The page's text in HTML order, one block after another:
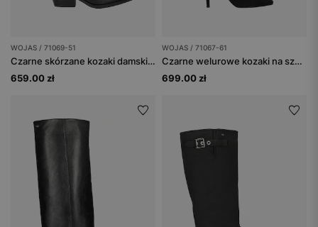
WOJAS / 71069-51
Czarne skórzane kozaki damskie na szerokim obcasie
659.00 zł
WOJAS / 71067-61
Czarne welurowe kozaki na szpilce
699.00 zł